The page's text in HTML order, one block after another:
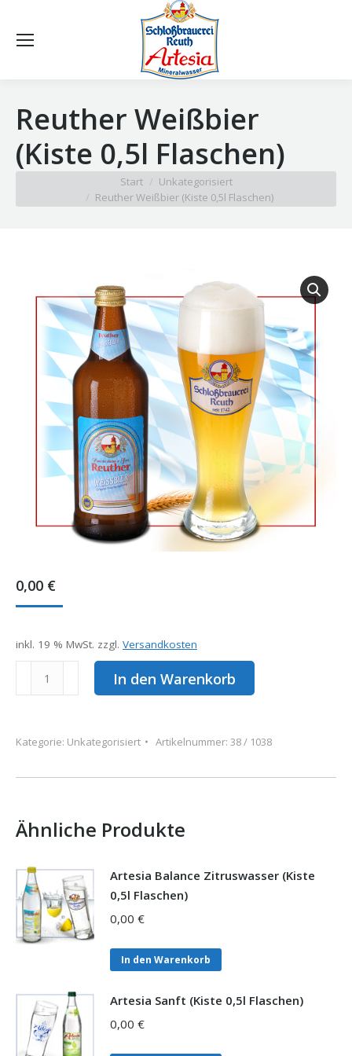
Reuther Weißbier
(Kiste 0,5l Flaschen)
Sie befinden sich hier:Start
Unkategorisiert
Reuther Weißbier (Kiste 0,5l Flaschen)
0,00 €
inkl. 19 % MwSt. zzgl. Versandkosten
Flaschen)
In den Warenkorb
Kategorie: Unkategorisiert Artikelnummer: 38 / 1038
Ähnliche Produkte
Artesia Balance Zitruswasser (Kiste
0,5l Flaschen)
0,00 €
In den Warenkorb
Artesia Sanft (Kiste 0,5l Flaschen)
0,00 €